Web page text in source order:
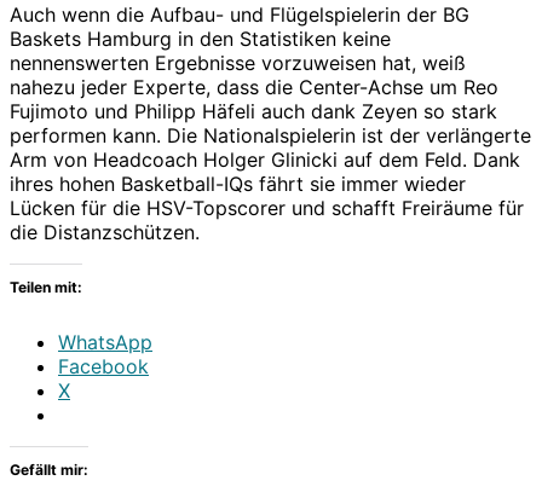
Auch wenn die Aufbau- und Flügelspielerin der BG
Baskets Hamburg in den Statistiken keine
nennenswerten Ergebnisse vorzuweisen hat, weiß
nahezu jeder Experte, dass die Center-Achse um Reo
Fujimoto und Philipp Häfeli auch dank Zeyen so stark
performen kann. Die Nationalspielerin ist der verlängerte
Arm von Headcoach Holger Glinicki auf dem Feld. Dank
ihres hohen Basketball-IQs fährt sie immer wieder
Lücken für die HSV-Topscorer und schafft Freiräume für
die Distanzschützen.
Teilen mit:
WhatsApp
Facebook
X
Gefällt mir: